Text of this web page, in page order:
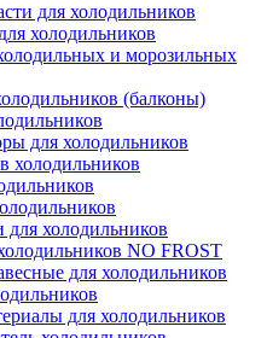
для холодильников
холодильников
и морозильных
(балконы)
для холодильников
холодильников
холодильников
NO FROST
для холодильников
для холодильников